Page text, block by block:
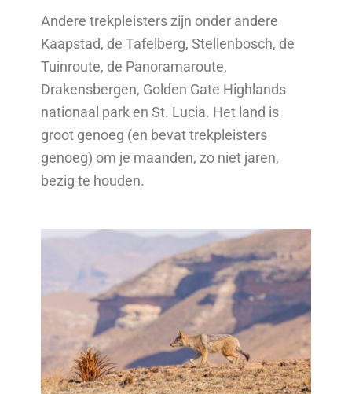
Andere trekpleisters zijn onder andere
Kaapstad, de Tafelberg, Stellenbosch, de
Tuinroute, de Panoramaroute,
Drakensbergen, Golden Gate Highlands
nationaal park en St. Lucia. Het land is
groot genoeg (en bevat trekpleisters
genoeg) om je maanden, zo niet jaren,
bezig te houden.